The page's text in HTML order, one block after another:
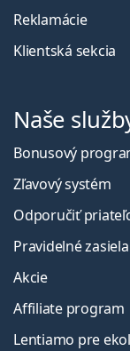
Reklamácie
Klientská sekcia
Naše
Bonusový
Zľavový systém
Odporučiť
Pravidelné
Akcie
Affiliate program
Lentiamo pre